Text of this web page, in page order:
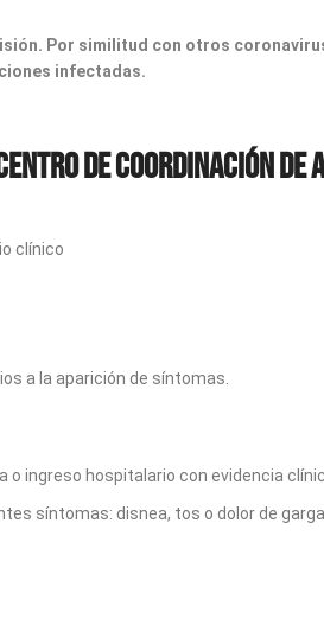
Por similitud con otros
infectadas.
Centro de Coordinación
clínico
a la aparición de síntomas.
ingreso hospitalario con evidencia
síntomas: disnea, tos o dolor de